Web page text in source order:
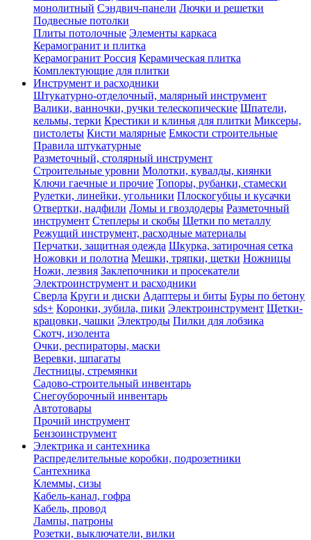
монолитный Сэндвич-панели Лючки и решетки
Подвесные потолки
Плиты потолочные Элементы каркаса
Керамогранит и плитка
Керамогранит Россия Керамическая плитка
Комплектующие для плитки
Инструмент и расходники
Штукатурно-отделочный, малярный инструмент
Валики, ванночки, ручки телескопические Шпатели,
кельмы, терки Крестики и клинья для плитки Миксеры,
пистолеты Кисти малярные Емкости строительные
Правила штукатурные
Разметочный, столярный инструмент
Строительные уровни Молотки, кувалды, киянки
Ключи гаечные и прочие Топоры, рубанки, стамески
Рулетки, линейки, угольники Плоскогубцы и кусачки
Отвертки, надфили Ломы и гвоздодеры Разметочный
инструмент Степлеры и скобы Щетки по металлу
Режущий инструмент, расходные материалы
Перчатки, защитная одежда Шкурка, затирочная сетка
Ножовки и полотна Мешки, тряпки, щетки Ножницы
Ножи, лезвия Заклепочники и просекатели
Электроинструмент и расходники
Сверла Круги и диски Адаптеры и биты Буры по бетону
sds+ Коронки, зубила, пики Электроинструмент Щетки-
крацовки, чашки Электроды Пилки для лобзика
Скотч, изолента
Очки, респираторы, маски
Веревки, шпагаты
Лестницы, стремянки
Садово-строительный инвентарь
Снегоуборочный инвентарь
Автотовары
Прочий инструмент
Бензоинструмент
Электрика и сантехника
Распределительные коробки, подрозетники
Сантехника
Клеммы, сизы
Кабель-канал, гофра
Кабель, провод
Лампы, патроны
Розетки, выключатели, вилки